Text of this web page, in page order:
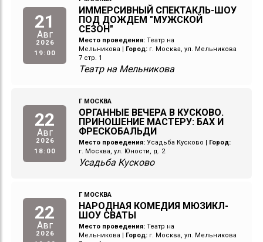
21
Авг
2026
19:00
ИММЕРСИВНЫЙ СПЕКТАКЛЬ-ШОУ
ПОД ДОЖДЕМ "МУЖСКОЙ
СЕЗОН"
Место проведения: Театр на
Мельникова
Город: г. Москва, ул. Мельникова
7 стр. 1
Театр на Мельникова
22
Авг
2026
18:00
Г МОСКВА
ОРГАННЫЕ ВЕЧЕРА В КУСКОВО.
ПРИНОШЕНИЕ МАСТЕРУ: БАХ И
ФРЕСКОБАЛЬДИ
Место проведения: Усадьба Кусково
Город:
г. Москва, ул. Юности, д. 2
Усадьба Кусково
22
Авг
2026
Г МОСКВА
НАРОДНАЯ КОМЕДИЯ МЮЗИКЛ-
ШОУ СВАТЫ
Место проведения: Театр на
Мельникова
Город: г. Москва, ул. Мельникова